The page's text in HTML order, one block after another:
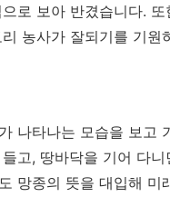
로 보아 반겼습니다.
농사가 잘되기를 기원
나타나는 모습을 보고
고, 땅바닥을 기어 다
망종의 뜻을 대입해